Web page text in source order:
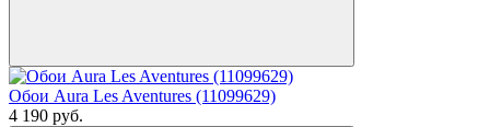
Обои Aura Les Aventures (11099629)
4 190 руб.